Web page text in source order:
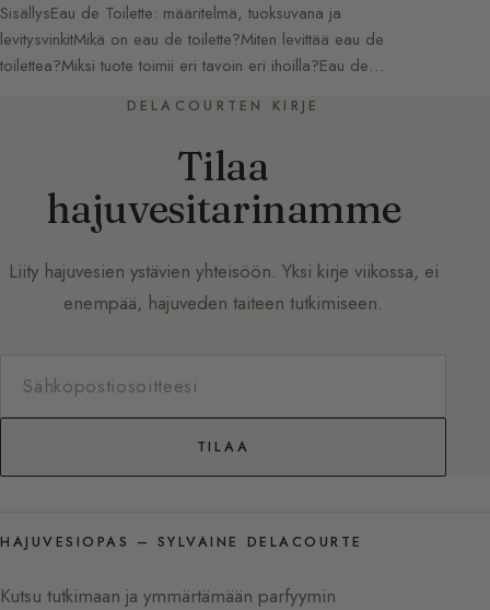
SisällysEau de Toilette: määritelmä, tuoksuvana ja
levitysvinkitMikä on eau de toilette?Miten levittää eau de
toilettea?Miksi tuote toimii eri tavoin eri ihoilla?Eau de…
DELACOURTEN KIRJE
Tilaa
hajuvesitarinamme
Liity hajuvesien ystävien yhteisöön. Yksi kirje viikossa, ei
enempää, hajuveden taiteen tutkimiseen.
TILAA
HAJUVESIOPAS – SYLVAINE DELACOURTE
Kutsu tutkimaan ja ymmärtämään parfyymin